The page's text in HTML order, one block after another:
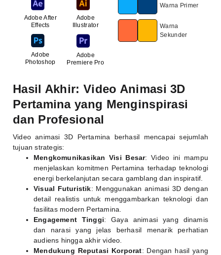
Adobe After
Effects
Adobe
Illustrator
Adobe
Photoshop
Adobe
Premiere Pro
Warna Primer
Warna
Sekunder
Hasil Akhir: Video Animasi 3D
Pertamina yang Menginspirasi
dan Profesional
Video animasi 3D Pertamina berhasil mencapai sejumlah
tujuan strategis:
Mengkomunikasikan Visi Besar: Video ini mampu
menjelaskan komitmen Pertamina terhadap teknologi
energi berkelanjutan secara gamblang dan inspiratif.
Visual Futuristik: Menggunakan animasi 3D dengan
detail realistis untuk menggambarkan teknologi dan
fasilitas modern Pertamina.
Engagement Tinggi: Gaya animasi yang dinamis
dan narasi yang jelas berhasil menarik perhatian
audiens hingga akhir video.
Mendukung Reputasi Korporat: Dengan hasil yang